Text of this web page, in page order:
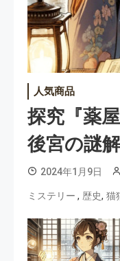
人気商品
探究『薬
後宮の謎
2024年1月9日
ミステリー , 歴史, 猫